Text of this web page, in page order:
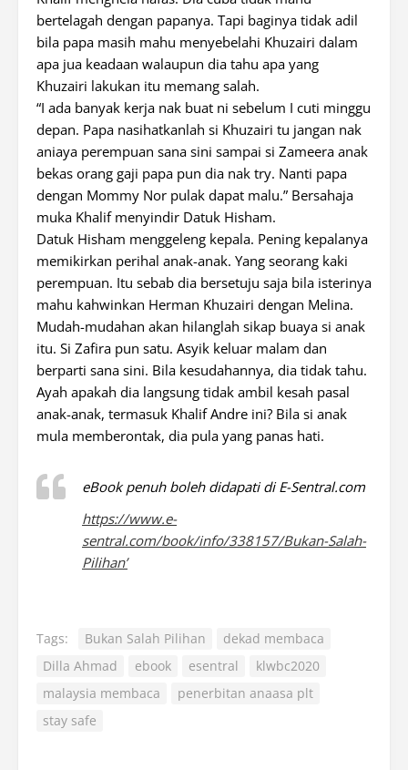
bertelagah dengan papanya. Tapi baginya tidak adil
bila papa masih mahu menyebelahi Khuzairi dalam
apa jua keadaan walaupun dia tahu apa yang
Khuzairi lakukan itu memang salah.
“I ada banyak kerja nak buat ni sebelum I cuti minggu
depan. Papa nasihatkanlah si Khuzairi tu jangan nak
aniaya perempuan sana sini sampai si Zameera anak
bekas orang gaji papa pun dia nak try. Nanti papa
dengan Mommy Nor pulak dapat malu.” Bersahaja
muka Khalif menyindir Datuk Hisham.
Datuk Hisham menggeleng kepala. Pening kepalanya
memikirkan perihal anak-anak. Yang seorang kaki
perempuan. Itu sebab dia bersetuju saja bila isterinya
mahu kahwinkan Herman Khuzairi dengan Melina.
Mudah-mudahan akan hilanglah sikap buaya si anak
itu. Si Zafira pun satu. Asyik keluar malam dan
berparti sana sini. Bila kesudahannya, dia tidak tahu.
Ayah apakah dia langsung tidak ambil kesah pasal
anak-anak, termasuk Khalif Andre ini? Bila si anak
mula memberontak, dia pula yang panas hati.
eBook penuh boleh didapati di E-Sentral.com
https://www.e-
sentral.com/book/info/338157/Bukan-Salah-
Pilihan’
Tags: Bukan Salah Pilihan
dekad membaca
Dilla Ahmad
ebook esentral
klwbc2020
malaysia membaca
penerbitan anaasa plt
stay safe